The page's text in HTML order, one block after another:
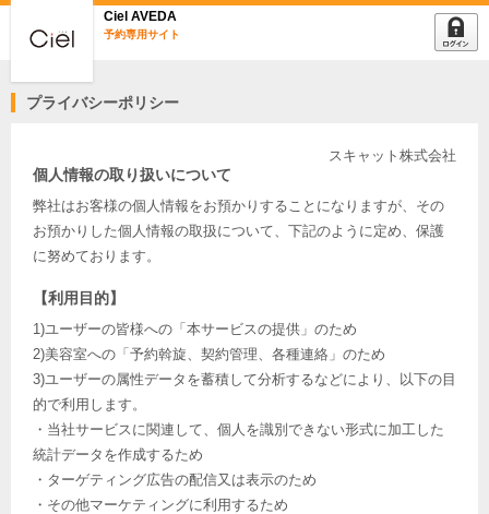
Ciel AVEDA
予約専用サイト
プライバシーポリシー
スキャット株式会社
個人情報の取り扱いについて
弊社はお客様の個人情報をお預かりすることになりますが、その
お預かりした個人情報の取扱について、下記のように定め、保護
に努めております。
【利用目的】
1)ユーザーの皆様への「本サービスの提供」のため
2)美容室への「予約斡旋、契約管理、各種連絡」のため
3)ユーザーの属性データを蓄積して分析するなどにより、以下の目
的で利用します。
・当社サービスに関連して、個人を識別できない形式に加工した
統計データを作成するため
・ターゲティング広告の配信又は表示のため
・その他マーケティングに利用するため